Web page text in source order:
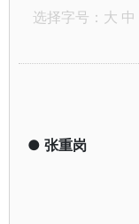
选择字号： 大 中
● 张重岗